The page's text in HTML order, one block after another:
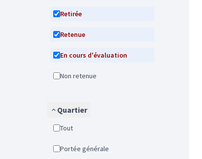
Retirée
Retenue
En cours d'évaluation
Non retenue
Quartier
Tout
Portée générale